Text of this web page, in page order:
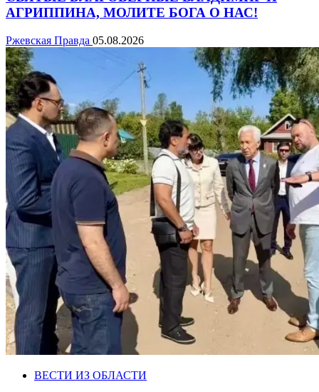
АГРИППИНА, МОЛИТЕ БОГА О НАС!
Ржевская Правда 05.08.2026
ВЕСТИ ИЗ ОБЛАСТИ